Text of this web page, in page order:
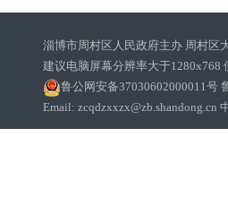
淄博市周村区人民政府主办 周村区
建议电脑屏幕分辨率大于1280x768
鲁公网安备37030602000011号
Email: zcqdzxxzx@zb.shandong.cn